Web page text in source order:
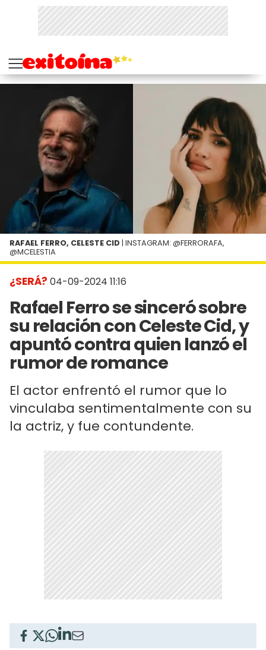
¿SERÁ? 04-09-2024 11:16
Rafael Ferro se sinceró sobre
su relación con Celeste Cid, y
apuntó contra quien lanzó el
rumor de romance
El actor enfrentó el rumor que lo
vinculaba sentimentalmente con su
la actriz, y fue contundente.
RAFAEL FERRO, CELESTE CID | INSTAGRAM: @FERRORAFA,
@MCELESTIA